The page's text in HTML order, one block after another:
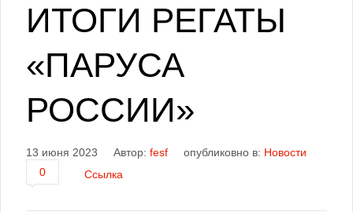
ИТОГИ РЕГАТЫ
«ПАРУСА
РОССИИ»
13 июня 2023 Автор: fesf опубликовно в: Новости
0
Ссылка